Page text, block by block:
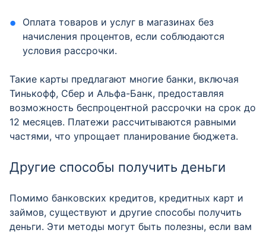
Оплата товаров и услуг в магазинах без
начисления процентов, если соблюдаются
условия рассрочки.
Такие карты предлагают многие банки, включая
Тинькофф, Сбер и Альфа-Банк, предоставляя
возможность беспроцентной рассрочки на срок до
12 месяцев. Платежи рассчитываются равными
частями, что упрощает планирование бюджета.
Другие способы получить деньги
Помимо банковских кредитов, кредитных карт и
займов, существуют и другие способы получить
деньги. Эти методы могут быть полезны, если вам